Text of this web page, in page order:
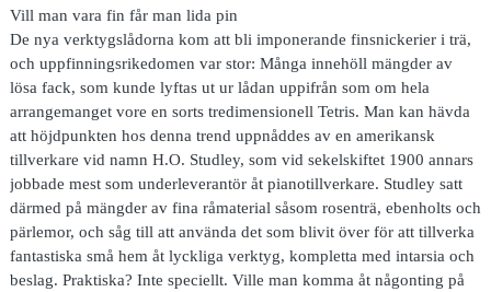
Vill man vara fin får man lida pin
De nya verktygslådorna kom att bli imponerande finsnickerier i trä,
och uppfinningsrikedomen var stor: Många innehöll mängder av
lösa fack, som kunde lyftas ut ur lådan uppifrån som om hela
arrangemanget vore en sorts tredimensionell Tetris. Man kan hävda
att höjdpunkten hos denna trend uppnåddes av en amerikansk
tillverkare vid namn H.O. Studley, som vid sekelskiftet 1900 annars
jobbade mest som underleverantör åt pianotillverkare. Studley satt
därmed på mängder av fina råmaterial såsom rosenträ, ebenholts och
pärlemor, och såg till att använda det som blivit över för att tillverka
fantastiska små hem åt lyckliga verktyg, kompletta med intarsia och
beslag. Praktiska? Inte speciellt. Ville man komma åt någonting på